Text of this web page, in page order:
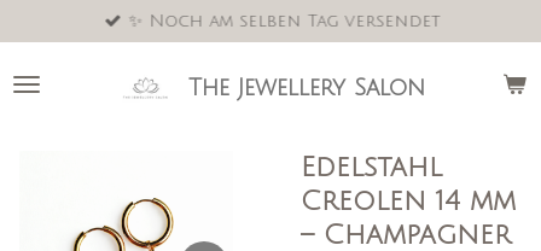
Hauptinhalt
springen
The Jewellery Salon
✨ Noch am selben Tag versendet
Edelstahl
Creolen 14 mm
– Champagner